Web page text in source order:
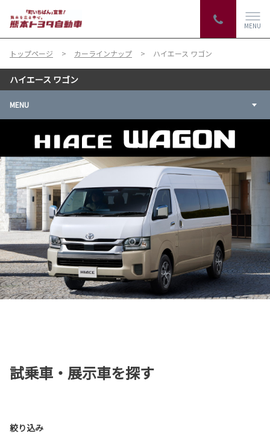
MENU
トップページ カーラインナップ ハイエース ワゴン
ハイエース ワゴン
MENU
試乗車・展示車を探す
絞り込み